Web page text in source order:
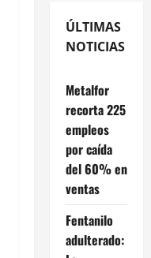
ÚLTIMAS
NOTICIAS
Metalfor
recorta 225
empleos
por caída
del 60% en
ventas
Fentanilo
adulterado: